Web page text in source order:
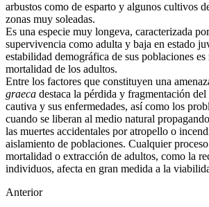
arbustos como de esparto y algunos cultivos
zonas muy soleadas.
Es una especie muy longeva, caracterizada
supervivencia como adulta y baja en estado
estabilidad demográfica de sus poblaciones
mortalidad de los adultos.
Entre los factores que constituyen una
graeca destaca la pérdida y fragmentación
cautiva y sus enfermedades, así como los
cuando se liberan al medio natural
las muertes accidentales por atropello o
aislamiento de poblaciones. Cualquier
mortalidad o extracción de adultos, como la
individuos, afecta en gran medida a la
Anterior